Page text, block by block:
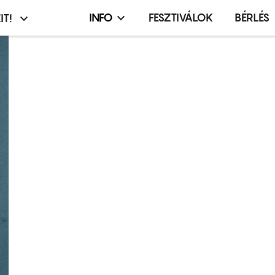
Infó,
INFO FESZTIVÁLOK BÉRLÉS